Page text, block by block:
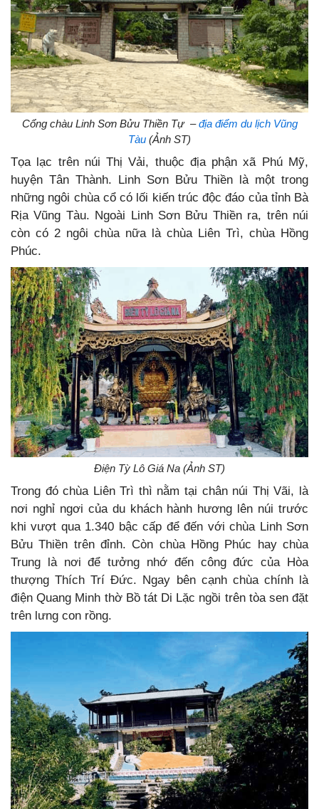
Cổng chàu Linh Sơn Bửu Thiền Tự –địa điểm du lịch Vũng
Tàu (Ảnh ST)
Tọa lạc trên núi Thị Vải, thuộc địa phận xã Phú Mỹ,
huyện Tân Thành. Linh Sơn Bửu Thiền là một trong
những ngôi chùa cổ có lối kiến trúc độc đáo của tỉnh Bà
Rịa Vũng Tàu. Ngoài Linh Sơn Bửu Thiền ra, trên núi
còn có 2 ngôi chùa nữa là chùa Liên Trì, chùa Hồng
Phúc.
Điện Tỳ Lô Giá Na (Ảnh ST)
Trong đó chùa Liên Trì thì nằm tại chân núi Thị Vãi, là
nơi nghỉ ngơi của du khách hành hương lên núi trước
khi vượt qua 1.340 bậc cấp để đến với chùa Linh Sơn
Bửu Thiền trên đỉnh. Còn chùa Hồng Phúc hay chùa
Trung là nơi để tưởng nhớ đến công đức của Hòa
thượng Thích Trí Đức. Ngay bên cạnh chùa chính là
điện Quang Minh thờ Bồ tát Di Lặc ngồi trên tòa sen đặt
trên lưng con rồng.